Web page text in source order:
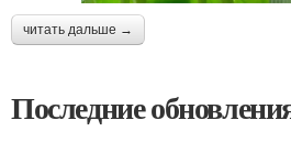
читать дальше →
Последние